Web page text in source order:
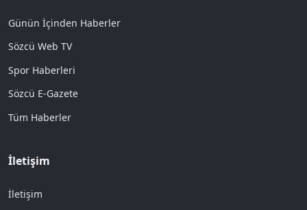
Günün İçinden Haberler
Sözcü Web TV
Spor Haberleri
Sözcü E-Gazete
Tüm Haberler
İletişim
İletişim